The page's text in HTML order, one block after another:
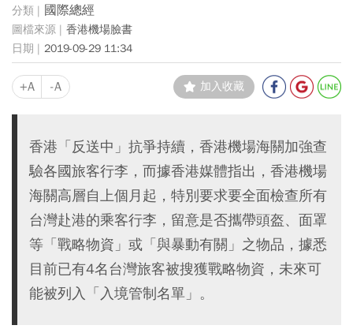
國際總經
香港機場臉書
2019-09-29 11:34
+A -A 加入收藏
香港「反送中」抗爭持續，香港機場海關加強查
驗各國旅客行李，而據香港媒體指出，香港機場
海關高層自上個月起，特別要求要全面檢查所有
台灣赴港的乘客行李，留意是否攜帶頭盔、面罩
等「戰略物資」或「與暴動有關」之物品，據悉
目前已有4名台灣旅客被搜獲戰略物資，未來可
能被列入「入境管制名單」。